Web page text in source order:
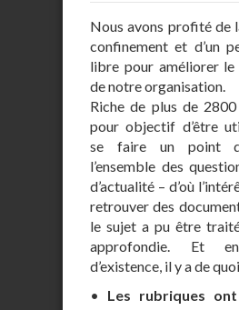
Nous avons profité de
confinement et d’un
libre pour améliorer
de notre organisation.
Riche de plus de
pour objectif d’être
se faire un point
l’ensemble des
d’actualité – d’où
retrouver des
le sujet a pu être
approfondie. Et
d’existence, il y a de
• Les rubriques